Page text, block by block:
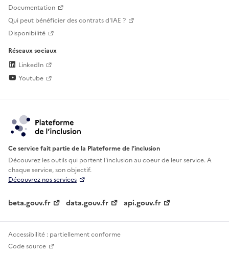
Documentation
Qui peut bénéficier des contrats d'IAE ?
Disponibilité
Réseaux sociaux
LinkedIn
Youtube
Ce service fait partie de la Plateforme de l’inclusion
Découvrez les outils qui portent l'inclusion aucoeur de leur service. A
chaque service, son objectif.
Découvrez nos services
beta.gouv.fr data.gouv.fr api.gouv.fr
Accessibilité : partiellement conforme
Code source